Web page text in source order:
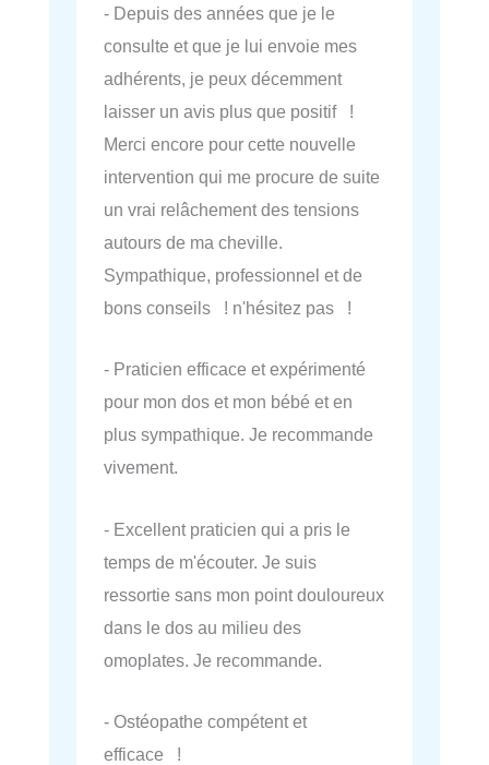
- Depuis des années que je le
consulte et que je lui envoie mes
adhérents, je peux décemment
laisser un avis plus que positif !
Merci encore pour cette nouvelle
intervention qui me procure de suite
un vrai relâchement des tensions
autours de ma cheville.
Sympathique, professionnel et de
bons conseils ! n'hésitez pas !
- Praticien efficace et expérimenté
pour mon dos et mon bébé et en
plus sympathique. Je recommande
vivement.
- Excellent praticien qui a pris le
temps de m'écouter. Je suis
ressortie sans mon point douloureux
dans le dos au milieu des
omoplates. Je recommande.
- Ostéopathe compétent et
efficace !